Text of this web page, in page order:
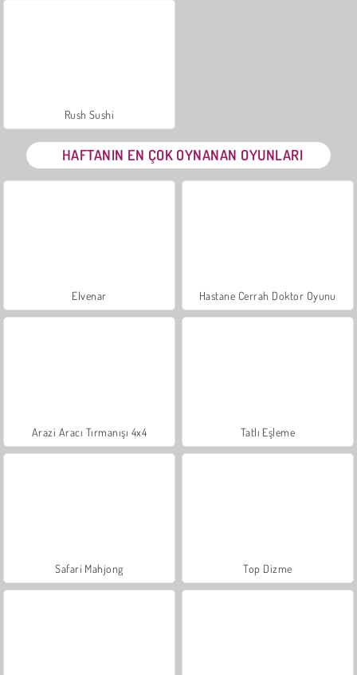
Rush Sushi
HAFTANIN EN ÇOK OYNANAN OYUNLARI
Elvenar Hastane Cerrah Doktor Oyunu
Arazi Aracı Tırmanışı 4x4 Tatlı Eşleme
Safari Mahjong Top Dizme